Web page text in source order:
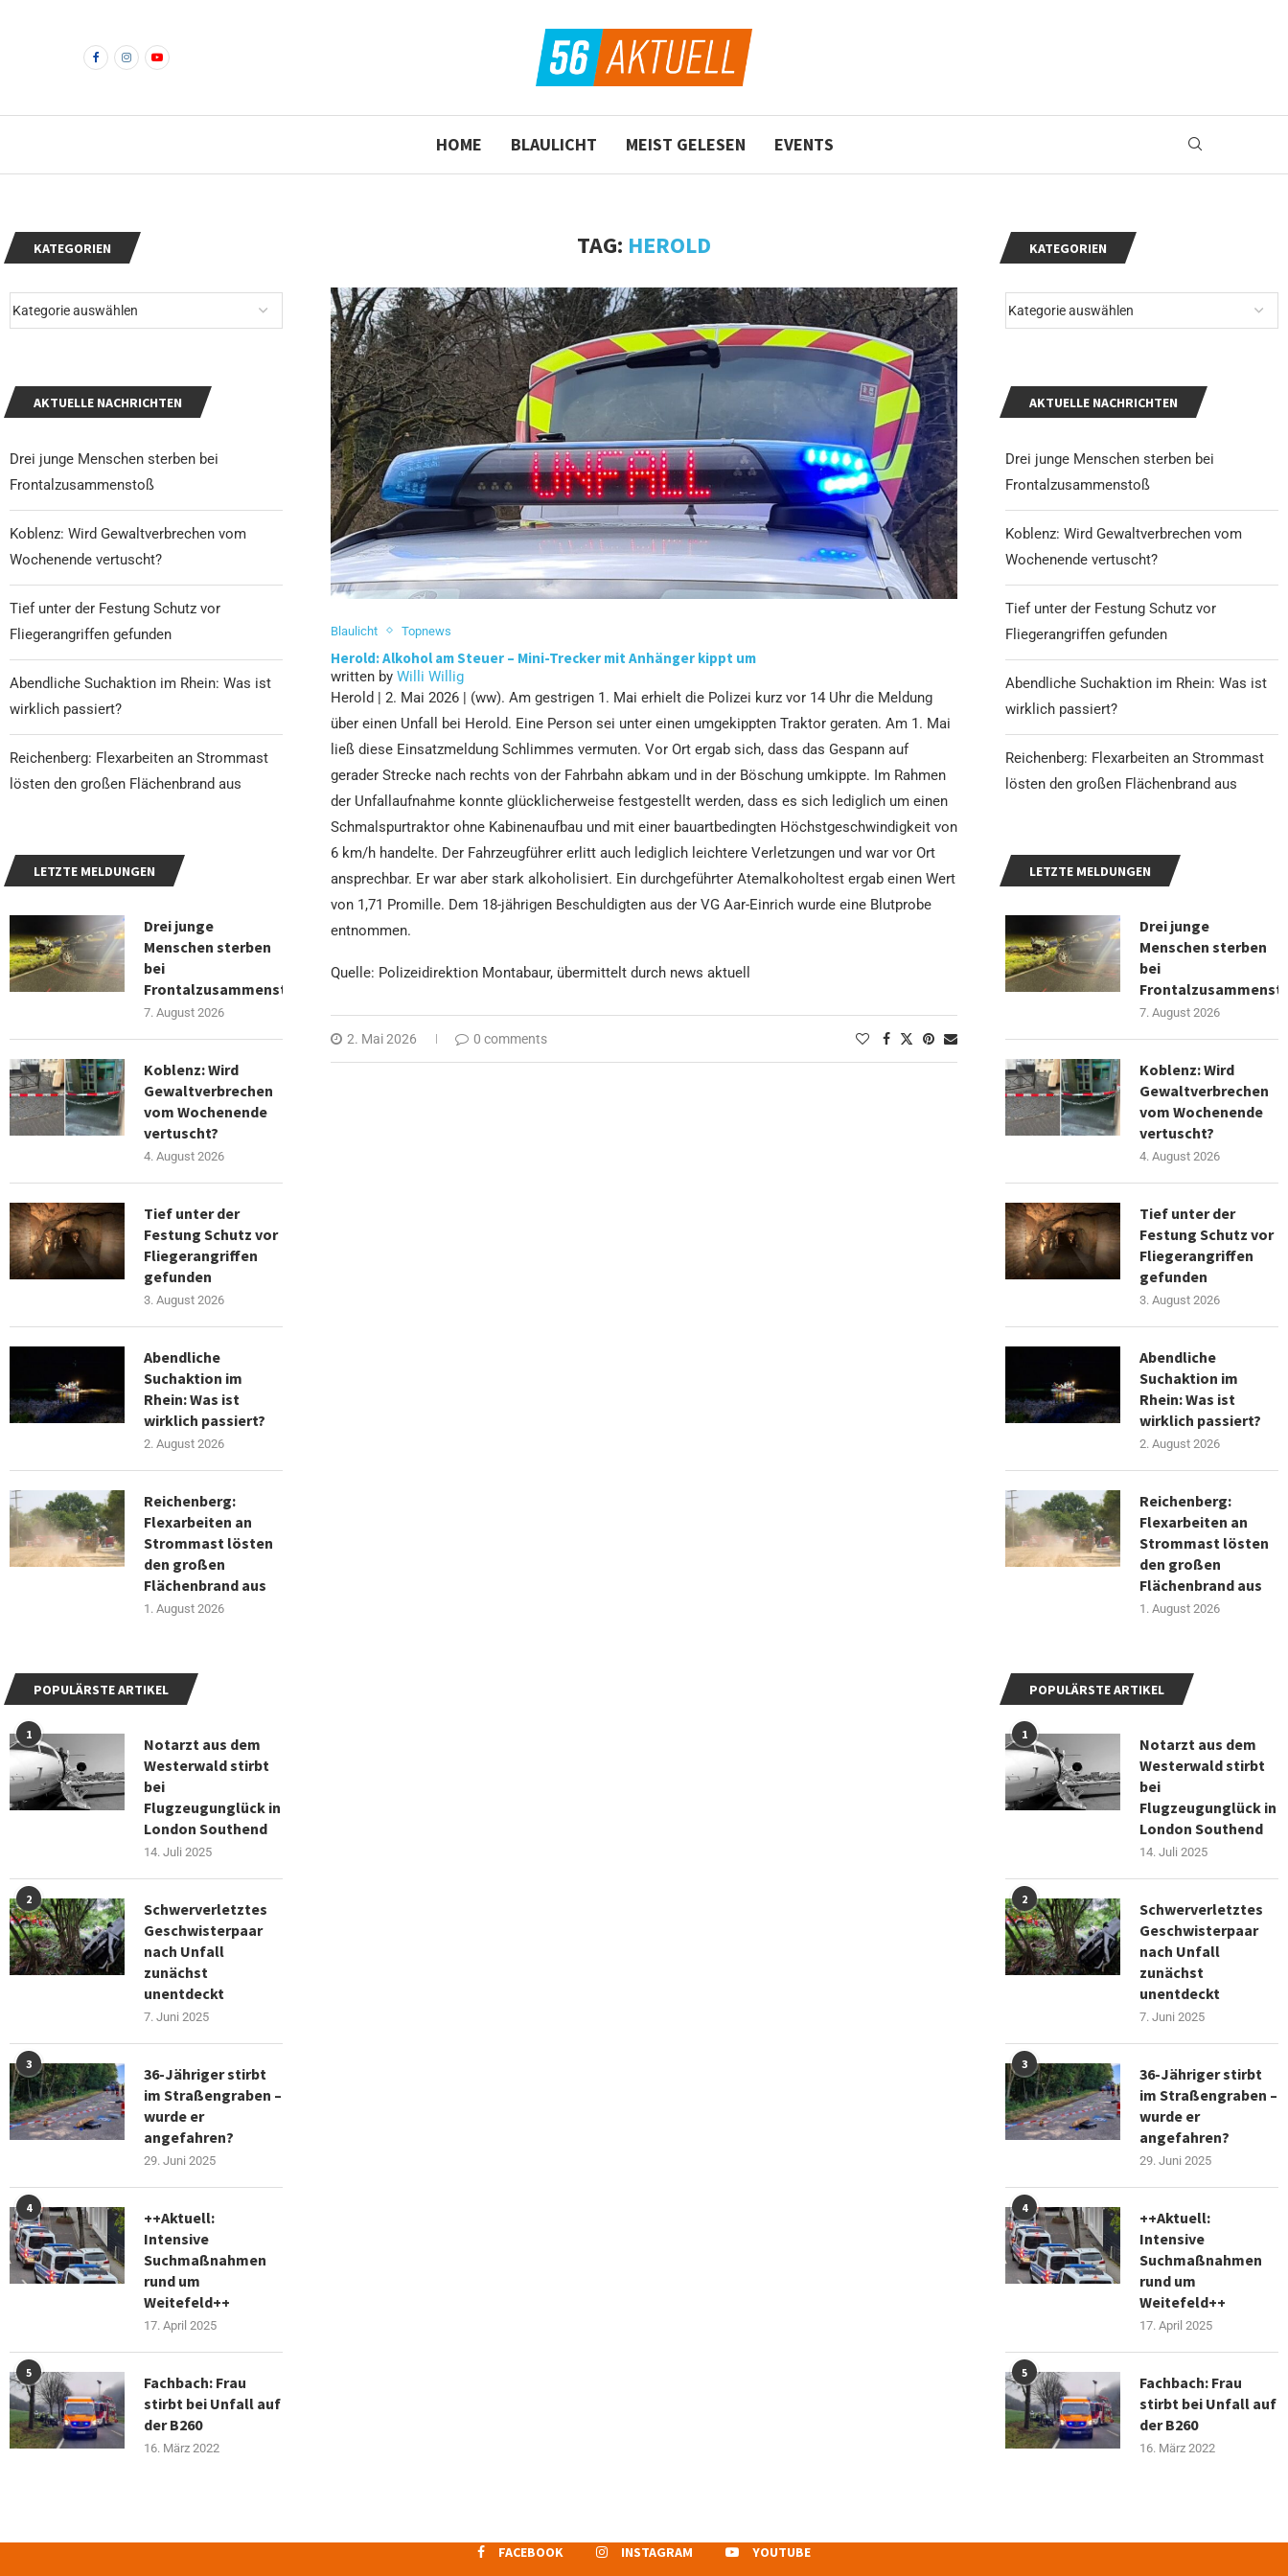
HOME BLAULICHT MEIST GELESEN EVENTS
TAG: HEROLD
Blaulicht Topnews
Herold: Alkohol am Steuer – Mini-Trecker mit Anhänger kippt um
written by Willi Willig
Herold | 2. Mai 2026 | (ww). Am gestrigen 1. Mai erhielt die Polizei kurz vor 14 Uhr die Meldung
über einen Unfall bei Herold. Eine Person sei unter einen umgekippten Traktor geraten. Am 1. Mai
ließ diese Einsatzmeldung Schlimmes vermuten. Vor Ort ergab sich, dass das Gespann auf
gerader Strecke nach rechts von der Fahrbahn abkam und in der Böschung umkippte. Im Rahmen
der Unfallaufnahme konnte glücklicherweise festgestellt werden, dass es sich lediglich um einen
Schmalspurtraktor ohne Kabinenaufbau und mit einer bauartbedingten Höchstgeschwindigkeit von
6 km/h handelte. Der Fahrzeugführer erlitt auch lediglich leichtere Verletzungen und war vor Ort
ansprechbar. Er war aber stark alkoholisiert. Ein durchgeführter Atemalkoholtest ergab einen Wert
von 1,71 Promille. Dem 18-jährigen Beschuldigten aus der VG Aar-Einrich wurde eine Blutprobe
entnommen.
Quelle: Polizeidirektion Montabaur, übermittelt durch news aktuell
2. Mai 2026 0 comments
KATEGORIEN
AKTUELLE NACHRICHTEN
Drei junge Menschen sterben bei
Frontalzusammenstoß
Koblenz: Wird Gewaltverbrechen vom
Wochenende vertuscht?
Tief unter der Festung Schutz vor
Fliegerangriffen gefunden
Abendliche Suchaktion im Rhein: Was ist
wirklich passiert?
Reichenberg: Flexarbeiten an Strommast
lösten den großen Flächenbrand aus
LETZTE MELDUNGEN
Drei junge
Menschen sterben
bei
7. August 2026
Koblenz: Wird
Gewaltverbrechen
vom Wochenende
vertuscht?
4. August 2026
Tief unter der
Festung Schutz vor
Fliegerangriffen
gefunden
3. August 2026
Abendliche
Suchaktion im
Rhein: Was ist
wirklich passiert?
2. August 2026
Reichenberg:
Flexarbeiten an
Strommast lösten
den großen
Flächenbrand aus
1. August 2026
POPULÄRSTE ARTIKEL
1
Notarzt aus dem
Westerwald stirbt
bei
Flugzeugunglück in
London Southend
14. Juli 2025
2
Schwerverletztes
Geschwisterpaar
nach Unfall
zunächst
unentdeckt
7. Juni 2025
3
36-Jähriger stirbt
im Straßengraben –
wurde er
angefahren?
29. Juni 2025
4
++Aktuell:
Intensive
Suchmaßnahmen
rund um
Weitefeld++
17. April 2025
5
Fachbach: Frau
stirbt bei Unfall auf
der B260
16. März 2022
KATEGORIEN
AKTUELLE NACHRICHTEN
Drei junge Menschen sterben bei
Frontalzusammenstoß
Koblenz: Wird Gewaltverbrechen vom
Wochenende vertuscht?
Tief unter der Festung Schutz vor
Fliegerangriffen gefunden
Abendliche Suchaktion im Rhein: Was ist
wirklich passiert?
Reichenberg: Flexarbeiten an Strommast
lösten den großen Flächenbrand aus
LETZTE MELDUNGEN
Drei junge
Menschen sterben
bei
Frontalzusammenstoß
7. August 2026
Koblenz: Wird
Gewaltverbrechen
vom Wochenende
vertuscht?
4. August 2026
Tief unter der
Festung Schutz vor
Fliegerangriffen
gefunden
3. August 2026
Abendliche
Suchaktion im
Rhein: Was ist
wirklich passiert?
2. August 2026
Reichenberg:
Flexarbeiten an
Strommast lösten
den großen
Flächenbrand aus
1. August 2026
POPULÄRSTE ARTIKEL
1
Notarzt aus dem
Westerwald stirbt
bei
Flugzeugunglück in
London Southend
14. Juli 2025
2
Schwerverletztes
Geschwisterpaar
nach Unfall
zunächst
unentdeckt
7. Juni 2025
3
36-Jähriger stirbt
im Straßengraben –
wurde er
angefahren?
29. Juni 2025
4
++Aktuell:
Intensive
Suchmaßnahmen
rund um
Weitefeld++
17. April 2025
5
Fachbach: Frau
stirbt bei Unfall auf
der B260
16. März 2022
FACEBOOK INSTAGRAM
YOUTUBE